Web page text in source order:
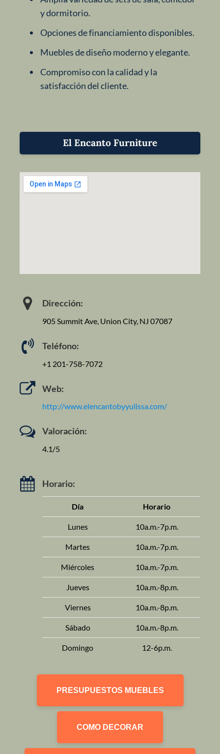
y dormitorio.
Opciones de financiamiento disponibles.
Muebles de diseño moderno y elegante.
Compromiso con la calidad y la
satisfacción del cliente.
El Encanto Furniture
Dirección:
905 Summit Ave, Union City, NJ 07087
Teléfono:
+1 201-758-7072
Web:
http://www.elencantobyyulissa.com/
Valoración:
4.1/5
Horario:
Día Horario
Lunes 10a.m.-7p.m.
Martes 10a.m.-7p.m.
Miércoles 10a.m.-7p.m.
Jueves 10a.m.-8p.m.
Viernes 10a.m.-8p.m.
Sábado 10a.m.-8p.m.
Domingo 12-6p.m.
PRESUPUESTOS MUEBLES
COMO DECORAR